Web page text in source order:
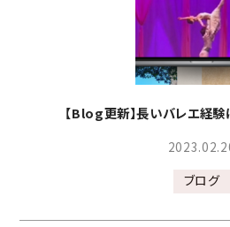
【Blog更新】長いバレエ経
ブログ